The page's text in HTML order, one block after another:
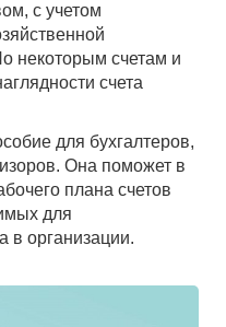
с учетом
некоторым счетам и
счета
для бухгалтеров,
Она поможет в
плана счетов
для
в организации.